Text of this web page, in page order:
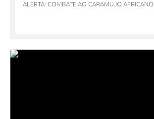
ALERTA: COMBATE AO CARAMUJO AFRICANO